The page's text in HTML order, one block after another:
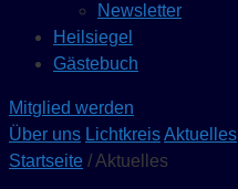
Newsletter
Heilsiegel
Gästebuch
Mitglied werden
Über uns LichtkreisAktuelles
Startseite / Aktuelles